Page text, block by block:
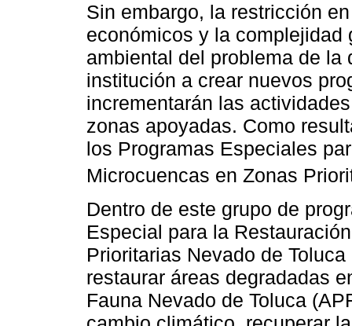
Sin embargo, la restricción
económicos y la
ambiental del problema de
institución a crear nuevos
incrementarán las
zonas apoyadas. Como
los Programas Especiales
Microcuencas en Zonas
Dentro de este grupo de
Especial para la
Prioritarias Nevado de
restaurar áreas degradadas
Fauna Nevado de Toluca